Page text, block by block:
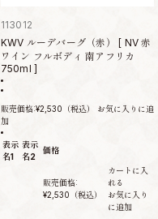
113012
KWV ルーデバーグ（赤） [ NV 赤
ワイン フルボディ 南アフリカ
750ml ]
販売価格:¥2,530 （税込）
お気に入りに追
加
表示
名1
表示
名2
価格
販売価格:
¥2,530 （税込）
カートに入
れる
お気に入り
に追加